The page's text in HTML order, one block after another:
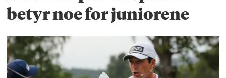
betyr noe for juniorene